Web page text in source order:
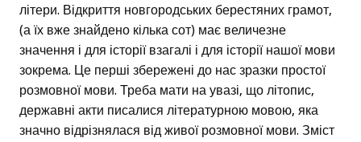
літери. Відкриття новгородських берестяних грамот,
(а їх вже знайдено кілька сот) має величезне
значення і для історії взагалі і для історії нашої мови
зокрема. Це перші збережені до нас зразки простої
розмовної мови. Треба мати на увазі, що літопис,
державні акти писалися літературною мовою, яка
значно відрізнялася від живої розмовної мови. Зміст